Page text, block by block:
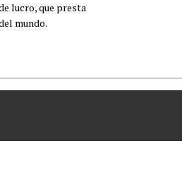
lucro, que presta
mundo.